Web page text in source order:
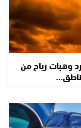
وهبات رياح من